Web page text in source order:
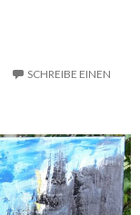
SCHREIBE EINEN